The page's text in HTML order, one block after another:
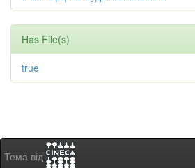
Has File(s)
true
Тема від